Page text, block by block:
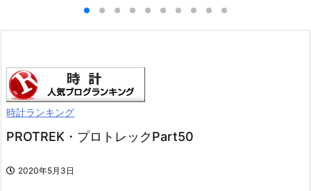
時計ランキング
PROTREK・プロトレックPart50
2020年5月3日